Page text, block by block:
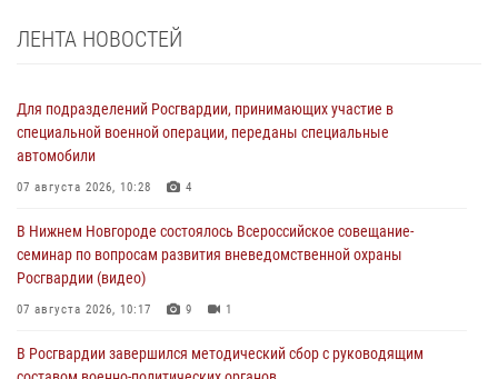
ЛЕНТА НОВОСТЕЙ
Для подразделений Росгвардии, принимающих участие в
специальной военной операции, переданы специальные
автомобили
07 августа 2026, 10:28 4
В Нижнем Новгороде состоялось Всероссийское совещание-
семинар по вопросам развития вневедомственной охраны
Росгвардии (видео)
07 августа 2026, 10:17 9 1
В Росгвардии завершился методический сбор с руководящим